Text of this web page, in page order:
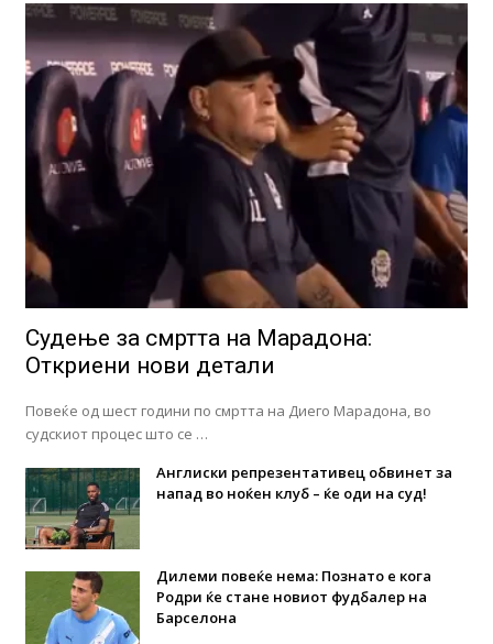
Судење за смртта на Марадона:
Откриени нови детали
Повеќе од шест години по смртта на Диего Марадона, во
судскиот процес што се …
Англиски репрезентативец обвинет за
напад во ноќен клуб – ќе оди на суд!
Дилеми повеќе нема: Познато е кога
Родри ќе стане новиот фудбалер на
Барселона